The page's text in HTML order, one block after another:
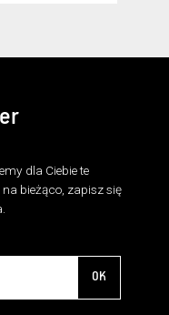
dla Ciebie te
bieżąco, zapisz się
OK